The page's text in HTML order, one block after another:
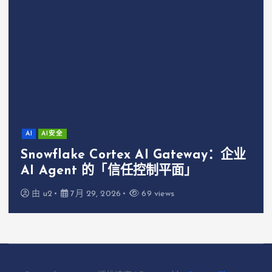
AI AI安全
Snowflake Cortex AI Gateway：企业
AI Agent 的「信任控制平面」
由 u2 7月 29, 2026 69 views